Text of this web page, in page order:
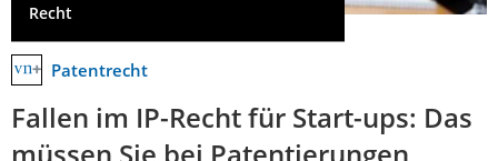
Recht
Patentrecht
Fallen im IP-Recht für Start-ups: Das
müssen Sie bei Patentierungen